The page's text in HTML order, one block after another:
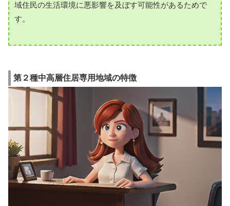
域住民の生活環境に悪影響を及ぼす可能性があるためで
す。
第２種中高層住居専用地域の特徴